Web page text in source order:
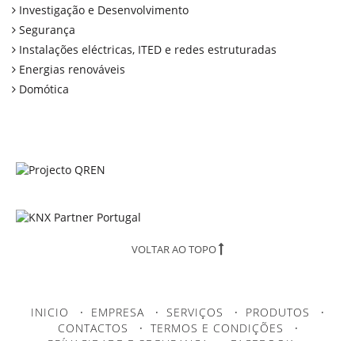
Investigação e Desenvolvimento
Segurança
Instalações eléctricas, ITED e redes estruturadas
Energias renováveis
Domótica
VOLTAR AO TOPO
INICIO · EMPRESA · SERVIÇOS · PRODUTOS
·
CONTACTOS
· TERMOS E CONDIÇÕES
·